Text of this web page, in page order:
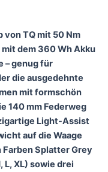
TQ mit 50 Nm
mit dem 360 Wh Akku
– genug für
die ausgedehnte
mit formschön
140 mm Federweg
Light-Assist
auf die Waage
Farben Splatter Grey
L, XL) sowie drei